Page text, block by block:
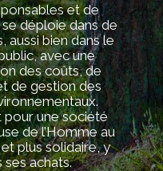
et de
déploie dans de
aussi bien dans le
avec une
des coûts, de
de gestion des
pour une société
de l’Homme au
plus solidaire, y
achats.